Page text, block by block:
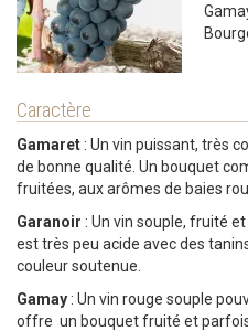
Caractère
Gamaret : Un vin puissant, très
de bonne qualité. Un bouquet
fruitées, aux arômes de baies
Garanoir : Un vin souple, fruité et
est très peu acide avec des
couleur soutenue.
Gamay : Un vin rouge souple
offre un bouquet fruité et